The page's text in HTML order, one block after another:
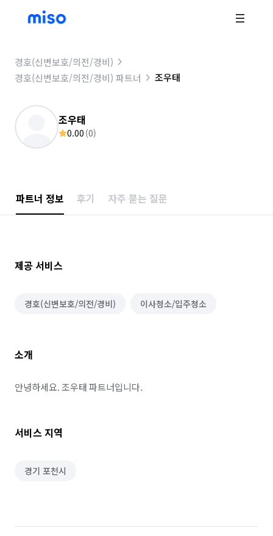
경호(신변보호/의전/경비)
경호(신변보호/의전/경비) 파트너
조우태
조우태
0.00 (0)
파트너 정보 후기 자주 묻는 질문
제공 서비스
경호(신변보호/의전/경비) 이사청소/입주청소
소개
안녕하세요. 조우태 파트너입니다.
서비스 지역
경기 포천시